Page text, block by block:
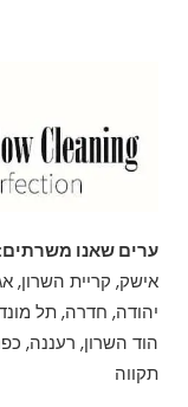
ערים שאנו משרתים
אישק, קריית השרון,
יהודה, חדרה, תל
הוד השרון, רעננה,
תקווה